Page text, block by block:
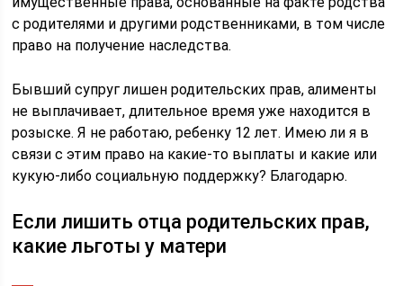
с родителями и другими родственниками, в том числе
право на получение наследства.
Бывший супруг лишен родительских прав, алименты
не выплачивает, длительное время уже находится в
розыске. Я не работаю, ребенку 12 лет. Имею ли я в
связи с этим право на какие-то выплаты и какие или
кукую-либо социальную поддержку? Благодарю.
Если лишить отца родительских прав,
какие льготы у матери